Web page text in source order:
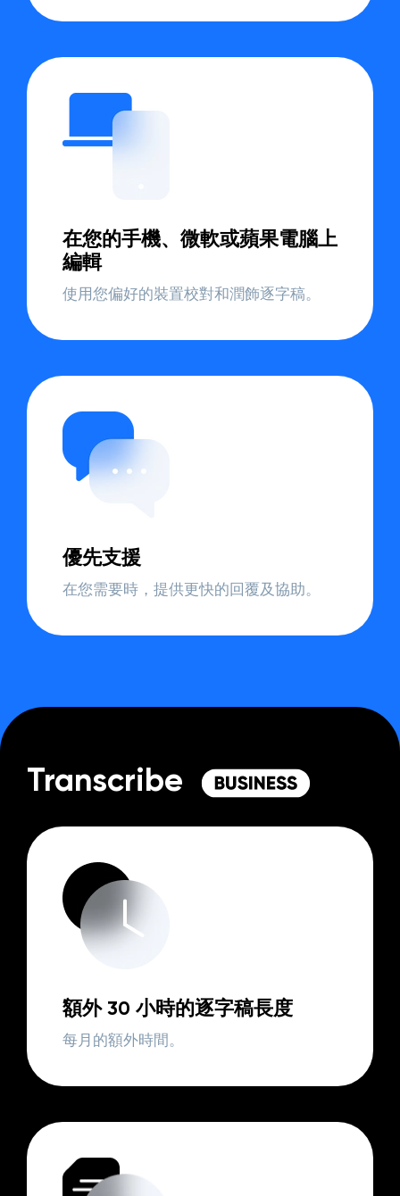
在您的手機、微軟或蘋果電腦上
編輯
使用您偏好的裝置校對和潤飾逐字稿。
優先支援
在您需要時，提供更快的回覆及協助。
Transcribe
額外 30 小時的逐字稿長度
每月的額外時間。